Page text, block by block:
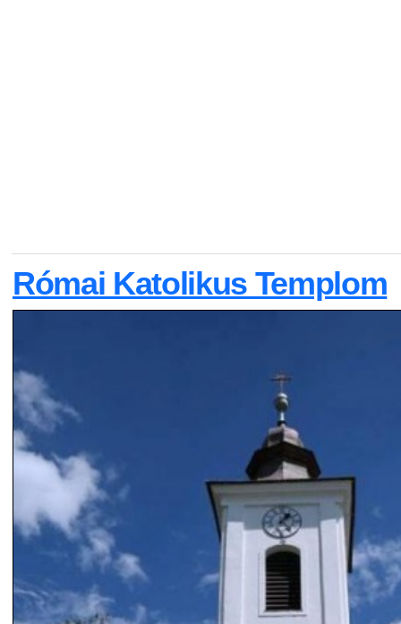
Római Katolikus Templom